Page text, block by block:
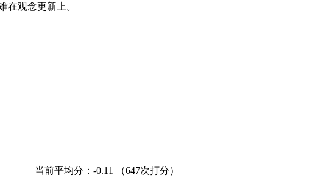
在观念更新上。
当前平均分： -0.11 （647次打分）